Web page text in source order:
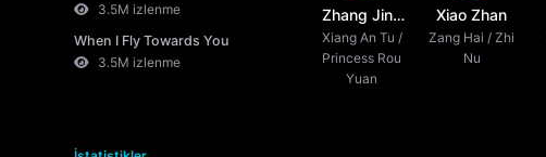
3.5M izlenme
When I Fly Towards You
3.5M izlenme
Zhang Jing
Yi
Xiang An Tu /
Princess Rou
Yuan
Xiao Zhan
Zang Hai / Zhi
Nu